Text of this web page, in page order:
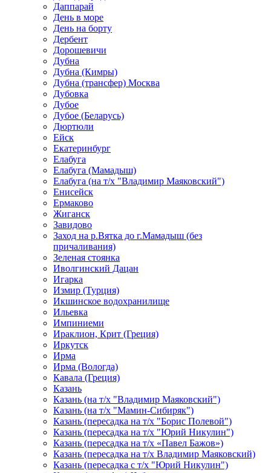
Даппарай
День в море
День на борту
Дербент
Дорошевичи
Дубна
Дубна (Кимры)
Дубна (трансфер) Москва
Дубовка
Дубое
Дубое (Беларусь)
Дюртюли
Ейск
Екатеринбург
Елабуга
Елабуга (Мамадыш)
Елабуга (на т/х "Владимир Маяковский")
Енисейск
Ермаково
Жиганск
Завидово
Заход на р.Вятка до г.Мамадыш (без
причаливания)
Зеленая стоянка
Иволгинский Дацан
Игарка
Измир (Турция)
Икшинское водохранилище
Ильевка
Импиниеми
Ираклион, Крит (Греция)
Иркутск
Ирма
Ирма (Вологда)
Кавала (Греция)
Казань
Казань (на т/х "Владимир Маяковский")
Казань (на т/х "Мамин-Сибиряк")
Казань (пересадка на т/х "Борис Полевой")
Казань (пересадка на т/х "Юрий Никулин")
Казань (пересадка на т/х «Павел Бажов»)
Казань (пересадка на т/х Владимир Маяковский)
Казань (пересадка с т/х "Юрий Никулин")